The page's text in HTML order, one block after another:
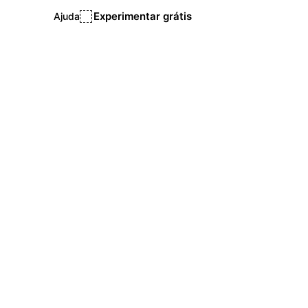
Ajuda Experimentar grátis